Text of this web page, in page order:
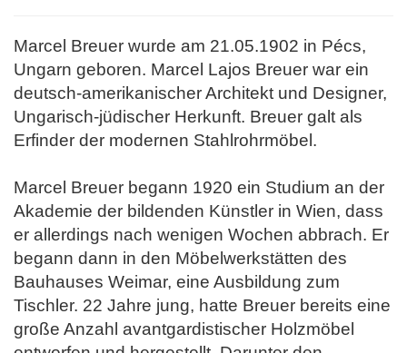
Marcel Breuer wurde am 21.05.1902 in Pécs,
Ungarn geboren. Marcel Lajos Breuer war ein
deutsch-amerikanischer Architekt und Designer,
Ungarisch-jüdischer Herkunft. Breuer galt als
Erfinder der modernen Stahlrohrmöbel.
Marcel Breuer begann 1920 ein Studium an der
Akademie der bildenden Künstler in Wien, dass
er allerdings nach wenigen Wochen abbrach. Er
begann dann in den Möbelwerkstätten des
Bauhauses Weimar, eine Ausbildung zum
Tischler. 22 Jahre jung, hatte Breuer bereits eine
große Anzahl avantgardistischer Holzmöbel